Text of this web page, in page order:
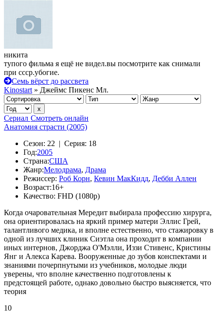
никита
тупого фильма я ещё не видел.вы посмотрите как снимали
при ссср.убогие.
Семь вёрст до рассвета
Kinostart » Джеймс Пикенс Мл.
Сериал Смотреть онлайн
Анатомия страсти (2005)
Сезон: 22 | Серия: 18
Год:2005
Страна:США
Жанр:Мелодрама, Драма
Режиссер: Роб Корн, Кевин МакКидд, Дебби Аллен
Возраст:16+
Качество: FHD (1080p)
Когда очаровательная Мередит выбирала профессию хирурга,
она ориентировалась на яркий пример матери Эллис Грей,
талантливого медика, и вполне естественно, что стажировку в
одной из лучших клиник Сиэтла она проходит в компании
иных интернов, Джорджа О'Мэлли, Иззи Стивенс, Кристины
Янг и Алекса Карева. Вооруженные до зубов конспектами и
знаниями почерпнутыми из учебников, молодые люди
уверены, что вполне качественно подготовлены к
предстоящей работе, однако довольно быстро выясняется, что
теория
10